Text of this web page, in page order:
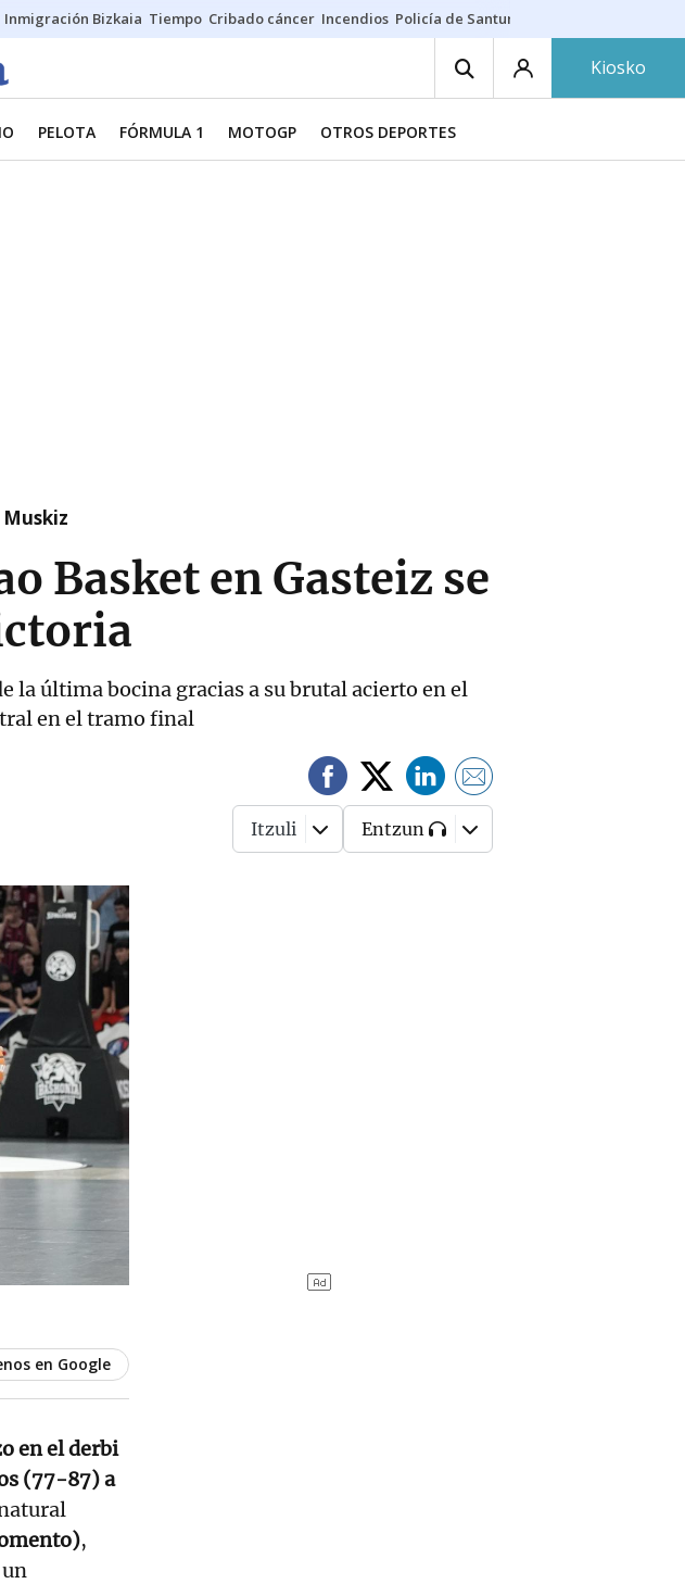
Inmigración Bizkaia Tiempo Cribado cáncer Incendios Policía de Santurtzi
Kiosko
PELOTA FÓRMULA 1 MOTOGP OTROS DEPORTES
Basket en Gasteiz se
la última bocina gracias a su brutal acierto en el
en el tramo final
Itzuli Entzun
en Google
en el derbi
(77-87) a
,